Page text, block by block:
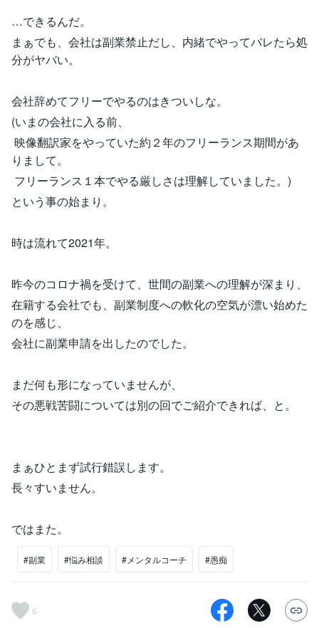
…できるんだ。
まぁでも、会社は副業禁止だし、内緒でやってバレたら処
分がヤバい。
会社辞めてフリーでやるのはきついしな。
(いまの会社に入る前、
映像翻訳家をやっていた約２年のフリーランス期間があ
りまして。
フリーランス１本でやる厳しさは理解していました。)
という事の始まり。
時は流れて2021年。
昨今のコロナ禍を受けて、世間の副業への理解が深まり、
在籍する会社でも、副業制度への軟化の空気が漂い始めた
のを感じ、
会社に副業申請を出したのでした。
まだ何も形になっていませんが、
その悪戦苦闘については別の回でご紹介できれば、と。
まぁひとまず試行錯誤します。
長々すいません。
ではまた。
#副業 #悩み相談 #メンタルコーチ #愚痴
6